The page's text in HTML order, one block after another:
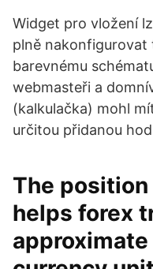
Widget pro vložení
plně nakonfigurovat
barevnému
webmasteři a
(kalkulačka) mohl
určitou přidanou
The
helps forex